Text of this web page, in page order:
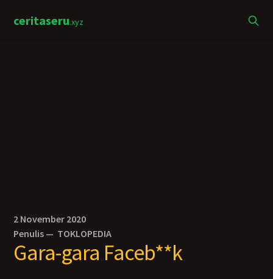
ceritaseru.xyz
2 November 2020
Penulis — TOKLOPEDIA
Gara-gara Faceb**k